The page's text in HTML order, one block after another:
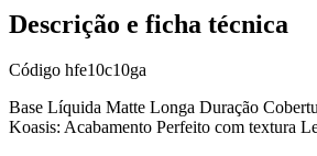
Descrição e ficha técnica
Código hfe10c10ga
Base Líquida Matte Longa Duração
Koasis: Acabamento Perfeito com textura